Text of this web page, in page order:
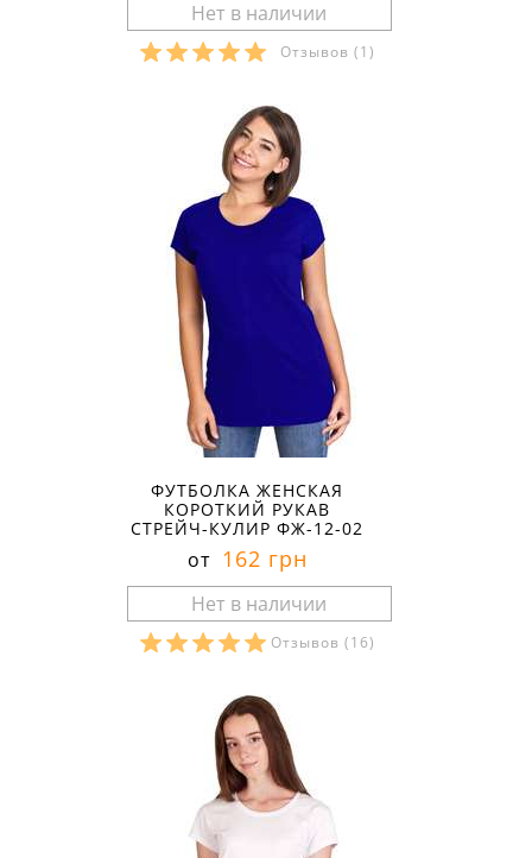
Отзывов (1)
ФУТБОЛКА ЖЕНСКАЯ
КОРОТКИЙ РУКАВ
СТРЕЙЧ-КУЛИР ФЖ-12-02
от 162 грн
Отзывов (16)